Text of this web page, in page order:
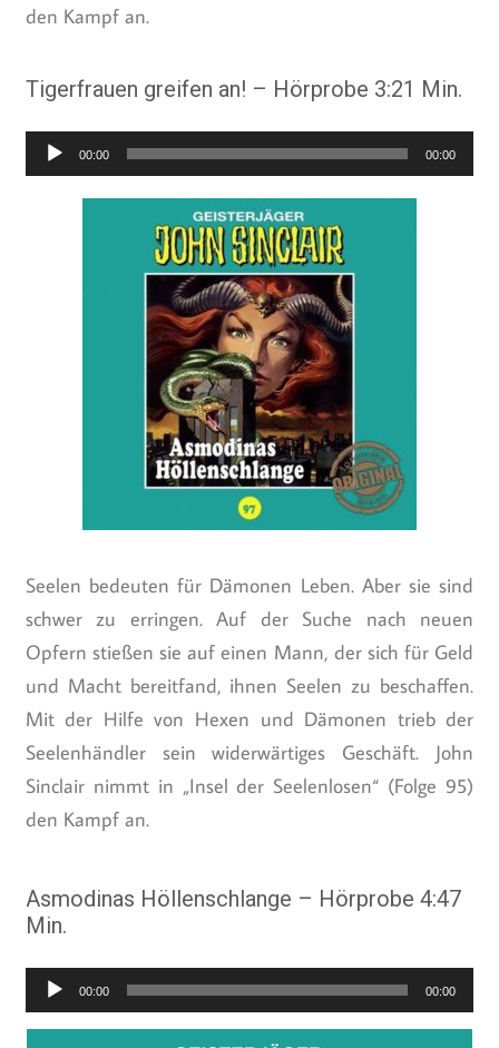
den Kampf an.
Tigerfrauen greifen an! – Hörprobe 3:21 Min.
Audio-
Player
00:00 00:00
Seelen bedeuten für Dämonen Leben. Aber sie sind
schwer zu erringen. Auf der Suche nach neuen
Opfern stießen sie auf einen Mann, der sich für Geld
und Macht bereitfand, ihnen Seelen zu beschaffen.
Mit der Hilfe von Hexen und Dämonen trieb der
Seelenhändler sein widerwärtiges Geschäft. John
Sinclair nimmt in „Insel der Seelenlosen“ (Folge 95)
den Kampf an.
Asmodinas Höllenschlange – Hörprobe 4:47
Min.
Audio-
Player
00:00 00:00